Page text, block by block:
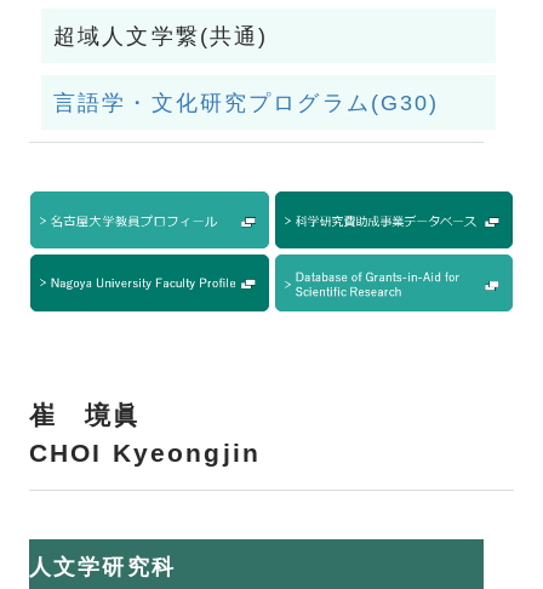
超域人文学繋(共通)
言語学・文化研究プログラム(G30)
崔 境眞
CHOI Kyeongjin
人文学研究科